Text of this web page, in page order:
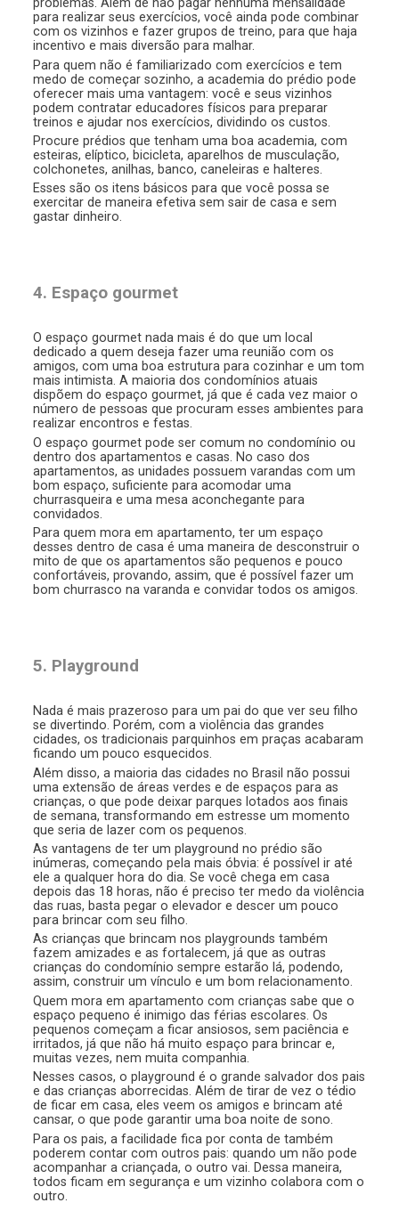
para realizar seus exercícios, você ainda pode combinar
com os vizinhos e fazer grupos de treino, para que haja
incentivo e mais diversão para malhar.
Para quem não é familiarizado com exercícios e tem
medo de começar sozinho, a academia do prédio pode
oferecer mais uma vantagem: você e seus vizinhos
podem contratar educadores físicos para preparar
treinos e ajudar nos exercícios, dividindo os custos.
Procure prédios que tenham uma boa academia, com
esteiras, elíptico, bicicleta, aparelhos de musculação,
colchonetes, anilhas, banco, caneleiras e halteres.
Esses são os itens básicos para que você possa se
exercitar de maneira efetiva sem sair de casa e sem
gastar dinheiro.
4. Espaço gourmet
O espaço gourmet nada mais é do que um local
dedicado a quem deseja fazer uma reunião com os
amigos, com uma boa estrutura para cozinhar e um tom
mais intimista. A maioria dos condomínios atuais
dispõem do espaço gourmet, já que é cada vez maior o
número de pessoas que procuram esses ambientes para
realizar encontros e festas.
O espaço gourmet pode ser comum no condomínio ou
dentro dos apartamentos e casas. No caso dos
apartamentos, as unidades possuem varandas com um
bom espaço, suficiente para acomodar uma
churrasqueira e uma mesa aconchegante para
convidados.
Para quem mora em apartamento, ter um espaço
desses dentro de casa é uma maneira de desconstruir o
mito de que os apartamentos são pequenos e pouco
confortáveis, provando, assim, que é possível fazer um
bom churrasco na varanda e convidar todos os amigos.
5. Playground
Nada é mais prazeroso para um pai do que ver seu filho
se divertindo. Porém, com a violência das grandes
cidades, os tradicionais parquinhos em praças acabaram
ficando um pouco esquecidos.
Além disso, a maioria das cidades no Brasil não possui
uma extensão de áreas verdes e de espaços para as
crianças, o que pode deixar parques lotados aos finais
de semana, transformando em estresse um momento
que seria de lazer com os pequenos.
As vantagens de ter um playground no prédio são
inúmeras, começando pela mais óbvia: é possível ir até
ele a qualquer hora do dia. Se você chega em casa
depois das 18 horas, não é preciso ter medo da violência
das ruas, basta pegar o elevador e descer um pouco
para brincar com seu filho.
As crianças que brincam nos playgrounds também
fazem amizades e as fortalecem, já que as outras
crianças do condomínio sempre estarão lá, podendo,
assim, construir um vínculo e um bom relacionamento.
Quem mora em apartamento com crianças sabe que o
espaço pequeno é inimigo das férias escolares. Os
pequenos começam a ficar ansiosos, sem paciência e
irritados, já que não há muito espaço para brincar e,
muitas vezes, nem muita companhia.
Nesses casos, o playground é o grande salvador dos pais
e das crianças aborrecidas. Além de tirar de vez o tédio
de ficar em casa, eles veem os amigos e brincam até
cansar, o que pode garantir uma boa noite de sono.
Para os pais, a facilidade fica por conta de também
poderem contar com outros pais: quando um não pode
acompanhar a criançada, o outro vai. Dessa maneira,
todos ficam em segurança e um vizinho colabora com o
outro.